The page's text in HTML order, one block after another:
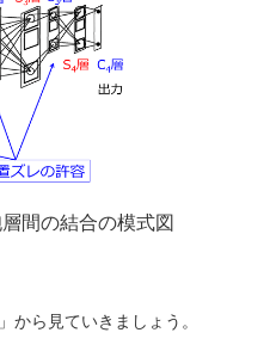
間の結合の模式図
から見ていきましょう。